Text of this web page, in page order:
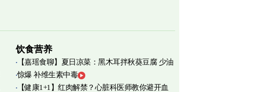
饮食营养
【嘉瑶食聊】夏日凉菜：黑木耳拌秋葵豆腐 少油
烟清爽养心 图
惊爆 补维生素中毒
【健康1+1】红肉解禁？心脏科医师教你避开血